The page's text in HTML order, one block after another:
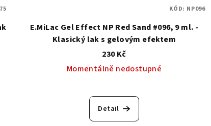
E.MiLac Gel Effect NP Red Sand #096, 9 ml. -
Klasický lak s gelovým efektem
230 Kč
Momentálně nedostupné
Detail
KÓD: NP096